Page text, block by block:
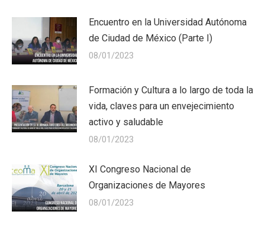
Encuentro en la Universidad Autónoma
de Ciudad de México (Parte I)
08/01/2023
Formación y Cultura a lo largo de toda la
vida, claves para un envejecimiento
activo y saludable
08/01/2023
XI Congreso Nacional de
Organizaciones de Mayores
08/01/2023